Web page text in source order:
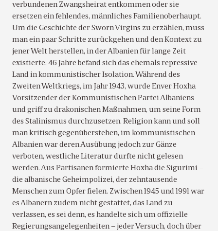
verbundenen Zwangsheirat entkommen oder sie
ersetzen ein fehlendes, männliches Familienoberhaupt.
Um die Geschichte der Sworn Virgins zu erzählen, muss
man ein paar Schritte zurückgehen und den Kontext zu
jener Welt herstellen, in der Albanien für lange Zeit
existierte. 46 Jahre befand sich das ehemals repressive
Land in kommunistischer Isolation. Während des
Zweiten Weltkriegs, im Jahr 1943, wurde Enver Hoxha
Vorsitzender der Kommunistischen Partei Albaniens
und griff zu drakonischen Maßnahmen, um seine Form
des Stalinismus durchzusetzen. Religion kann und soll
man kritisch gegenüberstehen, im kommunistischen
Albanien war deren Ausübung jedoch zur Gänze
verboten, westliche Literatur durfte nicht gelesen
werden. Aus Partisanen formierte Hoxha die Sigurimi –
die albanische Geheimpolizei, der zehntausende
Menschen zum Opfer fielen. Zwischen 1945 und 1991 war
es Albanern zudem nicht gestattet, das Land zu
verlassen, es sei denn, es handelte sich um offizielle
Regierungsangelegenheiten – jeder Versuch, doch über